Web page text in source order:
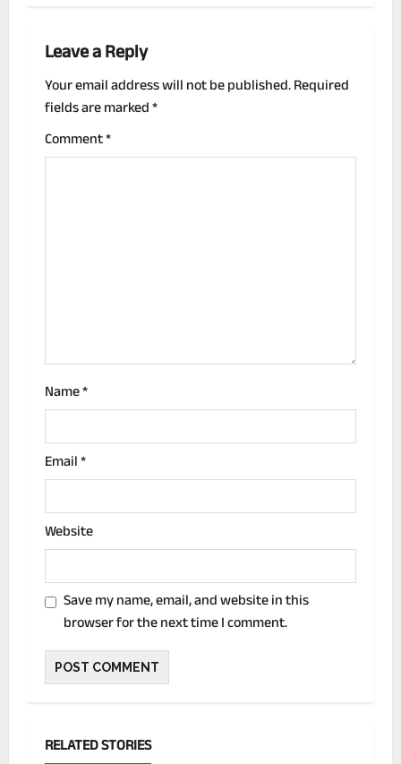
a
v
i
g
n
Leave a Reply
Your email address will not be published.Required
fields are marked*
Comment*
Name*
Email*
Website
Save my name, email, and website in this
browser for the next time I comment.
RELATED STORIES